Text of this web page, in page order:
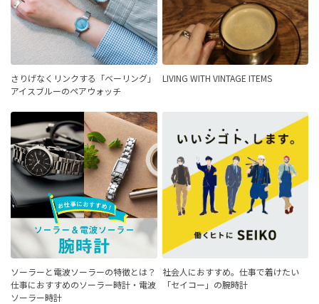
さりげなくリンクする「ベーリング」
アイスブルーのペアウォッチ
LIVING WITH VINTAGE ITEMS
ソーラーと電波ソーラーの特徴とは？
仕事におすすめのソーラー時計・電波
ソーラー時計
社会人におすすめ。仕事で着けたい
「セイコー」の腕時計